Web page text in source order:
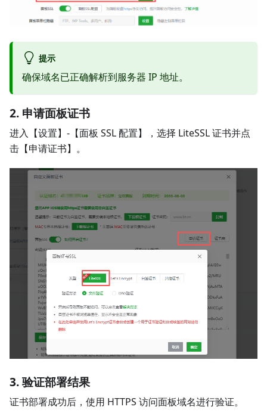
提示
确保域名已正确解析到服务器 IP 地址。
2. 申请面板证书
进入【设置】-【面板 SSL 配置】，选择 LiteSSL 证书并点
击【申请证书】。
3. 验证部署结果
证书部署成功后，使用 HTTPS 访问面板域名进行验证。